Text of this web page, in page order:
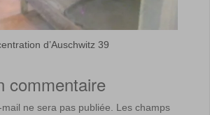
d’Auschwitz 39
commentaire
ne sera pas publiée. Les champs